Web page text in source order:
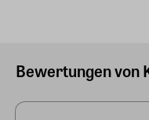
Bewertungen von